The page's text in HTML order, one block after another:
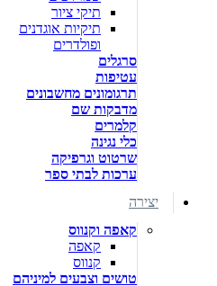
תיקי ציור
תיקיות אוגדנים
ופולדרים
סרגלים
עטיפות
תרגומונים מחשבונים
מדבקות שם
קלמרים
כלי נגינה
שרטוט וגרפיקה
ערכות לבתי ספר
יצירה
קאפה וקנווס
קאפה
קנווס
טושים וצבעים למיניהם